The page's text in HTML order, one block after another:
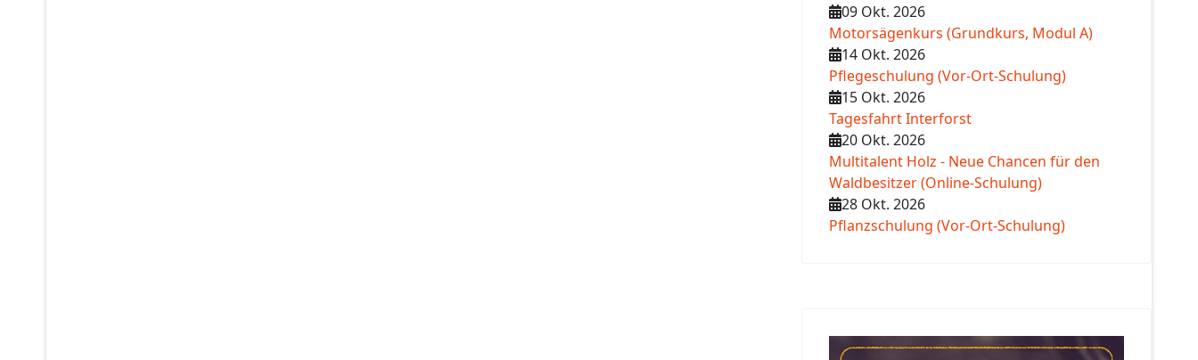
09 Okt. 2026
Motorsägenkurs (Grundkurs, Modul A)
14 Okt. 2026
Pflegeschulung (Vor-Ort-Schulung)
15 Okt. 2026
Tagesfahrt Interforst
20 Okt. 2026
Multitalent Holz - Neue Chancen für den
Waldbesitzer (Online-Schulung)
28 Okt. 2026
Pflanzschulung (Vor-Ort-Schulung)